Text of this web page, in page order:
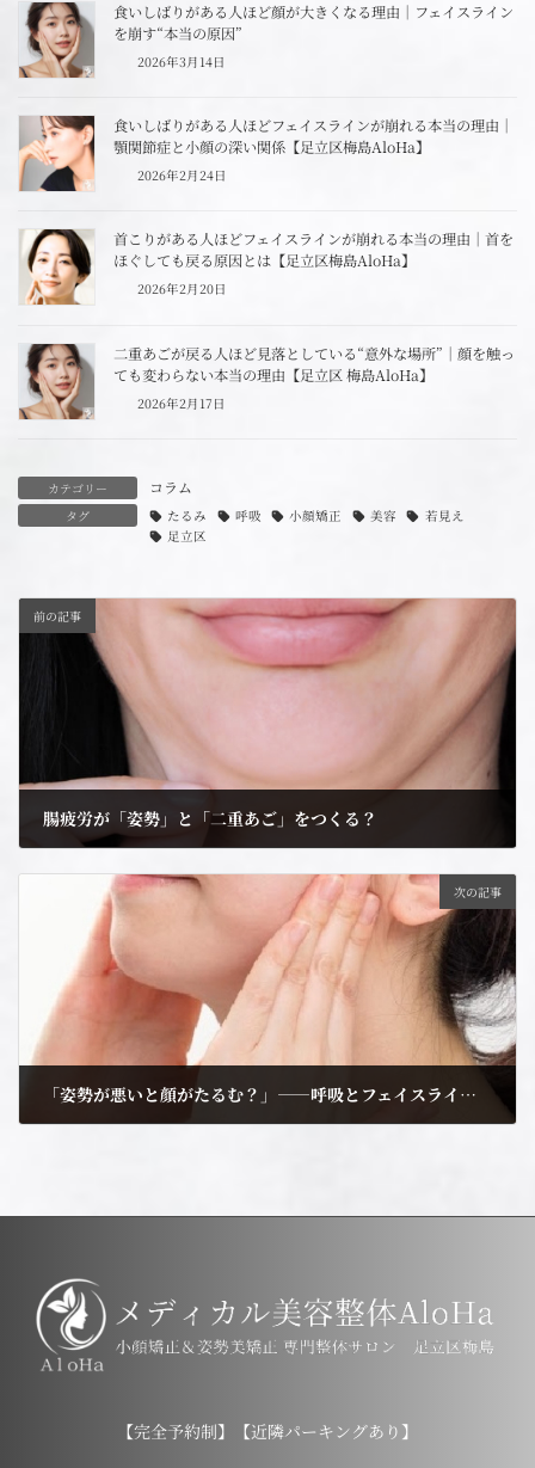
食いしばりがある人ほど顔が大きくなる理由｜フェイスライン
を崩す“本当の原因”
2026年3月14日
食いしばりがある人ほどフェイスラインが崩れる本当の理由｜
顎関節症と小顔の深い関係【足立区梅島AloHa】
2026年2月24日
首こりがある人ほどフェイスラインが崩れる本当の理由｜首を
ほぐしても戻る原因とは【足立区梅島AloHa】
2026年2月20日
二重あごが戻る人ほど見落としている“意外な場所”｜顔を触っ
ても変わらない本当の理由【足立区 梅島AloHa】
2026年2月17日
カテゴリー コラム
タグ たるみ 呼吸 小顔矯正 美容
若見え
足立区
前の記事
腸疲労が「姿勢」と「二重あご」をつくる？
次の記事
「姿勢が悪いと顔がたるむ？」――呼吸とフェイスラインの密接な関係【足立区 梅島 AloHa】
【完全予約制】【近隣パーキングあり】